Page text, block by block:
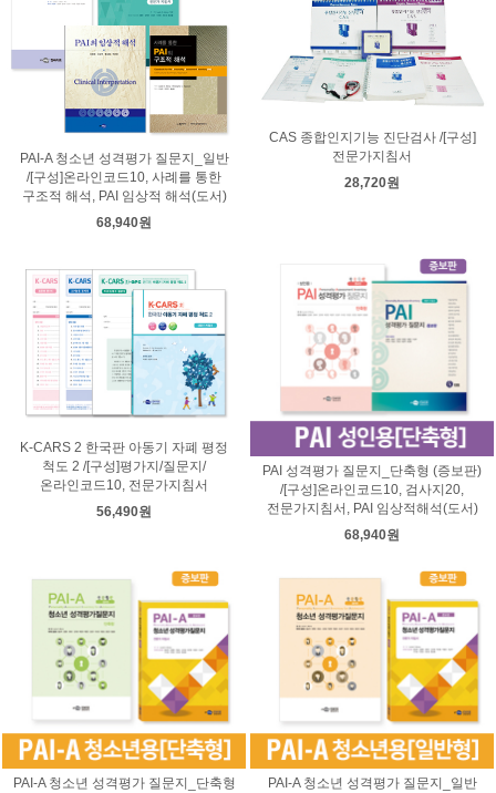
PAI-A 청소년 성격평가 질문지_일반
/[구성]온라인코드10, 사례를 통한
구조적 해석, PAI 임상적 해석(도서)
68,940원
CAS 종합인지기능 진단검사 /[구성]
전문가지침서
28,720원
K-CARS 2 한국판 아동기 자폐 평정
척도 2 /[구성]평가지/질문지/
온라인코드10, 전문가지침서
56,490원
PAI 성격평가 질문지_단축형 (증보판)
/[구성]온라인코드10, 검사지20,
전문가지침서, PAI 임상적해석(도서)
68,940원
PAI-A 청소년 성격평가 질문지_단축형
PAI-A 청소년 성격평가 질문지_일반